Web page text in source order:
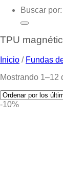
Buscar por:
TPU
Inicio / Fundas
Mostrando 1–12
-10%